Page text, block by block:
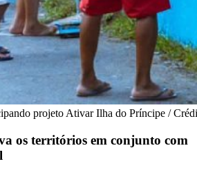
projeto Ativar Ilha do Príncipe /
os territórios em conjunto com